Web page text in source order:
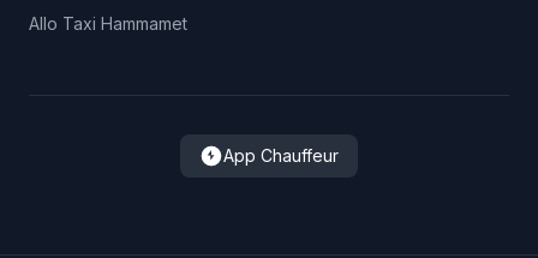
Allo Taxi Hammamet
App Chauffeur